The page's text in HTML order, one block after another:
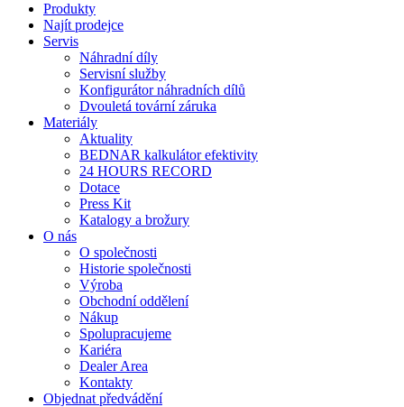
Produkty
Najít prodejce
Servis
Náhradní díly
Servisní služby
Konfigurátor náhradních dílů
Dvouletá tovární záruka
Materiály
Aktuality
BEDNAR kalkulátor efektivity
24 HOURS RECORD
Dotace
Press Kit
Katalogy a brožury
O nás
O společnosti
Historie společnosti
Výroba
Obchodní oddělení
Nákup
Spolupracujeme
Kariéra
Dealer Area
Kontakty
Objednat předvádění